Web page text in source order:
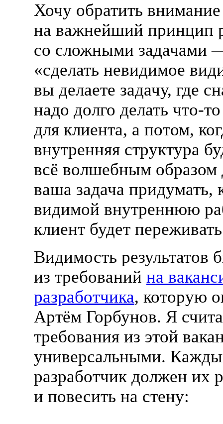
Хочу обратить внимание
на важнейший принцип
со сложными задачами
«сделать невидимое
вы делаете задачу, где
надо долго делать что-то
для клиента, а потом,
внутренняя структура
всё волшебным образом
ваша задача придумать,
видимой внутреннюю
клиент будет
Видимость результатов
из требований на
разработчика, которую
Артём Горбунов. Я
требования из этой
универсальными.
разработчик должен их
и повесить на стену: